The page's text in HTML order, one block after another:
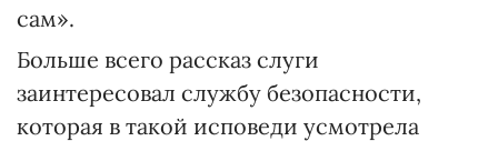
сам».
Больше всего рассказ слуги
заинтересовал службу безопасности,
которая в такой исповеди усмотрела